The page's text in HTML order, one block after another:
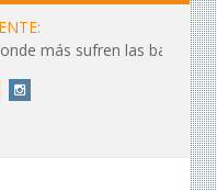
más sufren las baterías?
Instagram